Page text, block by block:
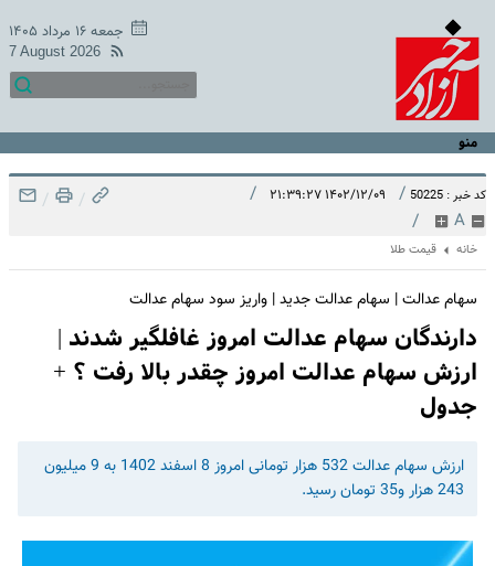
جمعه ۱۶ مرداد ۱۴۰۵
7 August 2026
منو
کد خبر : 50225 / ۱۴۰۲/۱۲/۰۹ ۲۱:۳۹:۲۷ /
A
/
/
/
خانه قیمت طلا
سهام عدالت | سهام عدالت جدید | واریز سود سهام عدالت
دارندگان سهام عدالت امروز غافلگیر شدند |
ارزش سهام عدالت امروز چقدر بالا رفت ؟ +
جدول
ارزش سهام عدالت 532 هزار تومانی امروز 8 اسفند 1402 به 9 میلیون
243 هزار و35 تومان رسید.